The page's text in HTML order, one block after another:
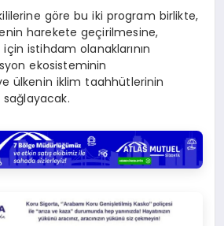
göre bu iki program birlikte,
harekete geçirilmesine,
istihdam olanaklarının
ekosisteminin
ülkenin iklim taahhütlerinin
sağlayacak.